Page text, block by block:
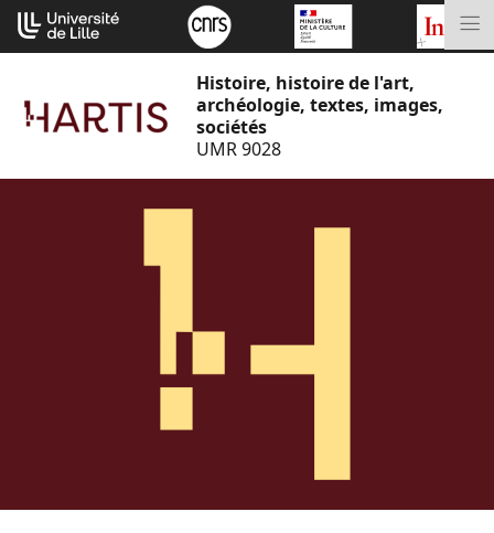
Aller
au
contenu
Histoire, histoire de l'art,
archéologie, textes, images,
sociétés
UMR 9028
Cookies management panel